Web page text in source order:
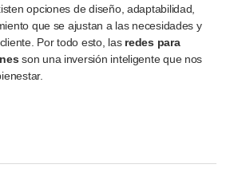
opciones de diseño, adaptabilidad,
que se ajustan a las necesidades y
Por todo esto, lasredes para
son una inversión inteligente que nos